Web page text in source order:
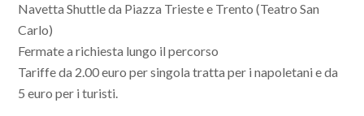
Navetta Shuttle da Piazza Trieste e Trento (Teatro San
Carlo)
Fermate a richiesta lungo il percorso
Tariffe da 2.00 euro per singola tratta per i napoletani e da
5 euro per i turisti.